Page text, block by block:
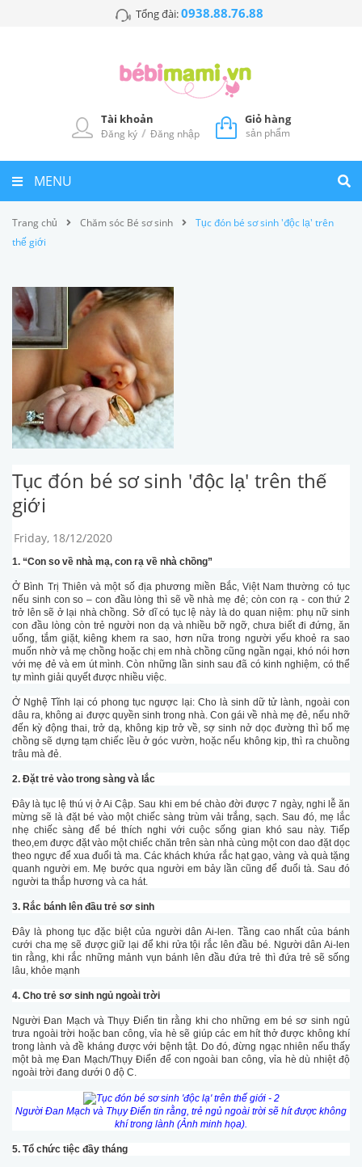
Tổng đài:0938.88.76.88
Tài khoản
Đăng ký / Đăng nhập
Giỏ hàng
sản phẩm
MENU
Trang chủ Chăm sóc Bé sơ sinh
Tục đón bé sơ sinh 'độc lạ' trên
thế giới
Tục đón bé sơ sinh 'độc lạ' trên thế
giới
Friday, 18/12/2020
1. “Con so về nhà mạ, con rạ về nhà chồng”
Ở Bình Trị Thiên và một số địa phương miền Bắc, Việt Nam thường có tục
nếu sinh con so – con đầu lòng thì sẽ về nhà mẹ đẻ; còn con rạ - con thứ 2
trở lên sẽ ở lại nhà chồng. Sở dĩ có tục lệ này là do quan niệm: phụ nữ sinh
con đầu lòng còn trẻ người non dạ và nhiều bỡ ngỡ, chưa biết đi đứng, ăn
uống, tắm giặt, kiêng khem ra sao, hơn nữa trong người yếu khoẻ ra sao
muốn nhờ vả mẹ chồng hoặc chị em nhà chồng cũng ngần ngại, khó nói hơn
với mẹ đẻ và em út mình. Còn những lần sinh sau đã có kinh nghiệm, có thể
tự mình giải quyết được nhiều việc.
Ở Nghệ Tĩnh lại có phong tục ngược lại: Cho là sinh dữ tử lành, ngoài con
dâu ra, không ai được quyền sinh trong nhà. Con gái về nhà mẹ đẻ, nếu nhỡ
đến kỳ động thai, trở dạ, không kịp trở về, sợ sinh nở dọc đường thì bố mẹ
chồng sẽ dựng tạm chiếc lều ở góc vườn, hoặc nếu không kịp, thì ra chuồng
trâu mà đẻ.
2. Đặt trẻ vào trong sàng và lắc
Đây là tục lệ thú vị ở Ai Cập. Sau khi em bé chào đời được 7 ngày, nghi lễ ăn
mừng sẽ là đặt bé vào một chiếc sàng trùm vải trắng, sạch. Sau đó, mẹ lắc
nhẹ chiếc sàng để bé thích nghi với cuộc sống gian khó sau này. Tiếp
theo,em được đặt vào một chiếc chăn trên sàn nhà cùng một con dao đặt dọc
theo ngực để xua đuổi tà ma. Các khách khứa rắc hạt gạo, vàng và quà tặng
quanh người em. Mẹ bước qua người em bảy lần cũng để đuổi tà. Sau đó
người ta thắp hương và ca hát.
3. Rắc bánh lên đầu trẻ sơ sinh
Đây là phong tục đặc biệt của người dân Ai-len. Tầng cao nhất của bánh
cưới cha mẹ sẽ được giữ lại để khi rửa tội rắc lên đầu bé. Người dân Ai-len
tin rằng, khi rắc những mảnh vụn bánh lên đầu đứa trẻ thì đứa trẻ sẽ sống
lâu, khỏe mạnh
4. Cho trẻ sơ sinh ngủ ngoài trời
Người Đan Mạch và Thụy Điển tin rằng khi cho những em bé sơ sinh ngủ
trưa ngoài trời hoặc ban công, vỉa hè sẽ giúp các em hít thở được không khí
trong lành và đề kháng được với bệnh tật. Do đó, đừng ngạc nhiên nếu thấy
một bà mẹ Đan Mạch/Thụy Điển để con ngoài ban công, vỉa hè dù nhiệt độ
ngoài trời đang dưới 0 độ C.
Người Đan Mạch và Thụy Điển tin rằng, trẻ ngủ ngoài trời sẽ hít được không
khí trong lành (Ảnh minh họa).
5. Tổ chức tiệc đầy tháng